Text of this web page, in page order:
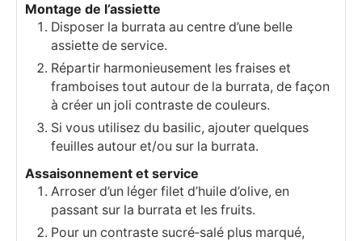
Montage de l’assiette
Disposer la burrata au centre d’une belle
assiette de service.
Répartir harmonieusement les fraises et
framboises tout autour de la burrata, de façon
à créer un joli contraste de couleurs.
Si vous utilisez du basilic, ajouter quelques
feuilles autour et/ou sur la burrata.
Assaisonnement et service
Arroser d’un léger filet d’huile d’olive, en
passant sur la burrata et les fruits.
Pour un contraste sucré‑salé plus marqué,